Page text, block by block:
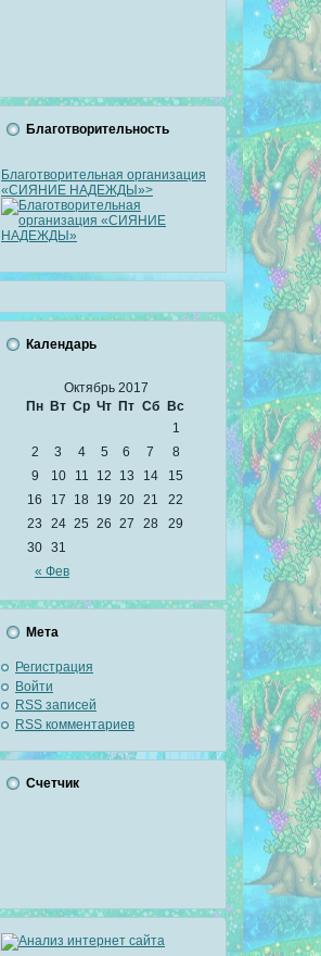
Благотворительность
Благотворительная организация
«СИЯНИЕ НАДЕЖДЫ»>
Календарь
Октябрь 2017
Пн Вт Ср Чт Пт Сб Вс
« Фев
1
2
3 4 5 6 7
8
9
10 11 12 13 14
15
16
17 18 19 20 21
22
23
24 25 26 27 28
29
30 31
Мета
Регистрация
Войти
RSS записей
RSS комментариев
Счетчик